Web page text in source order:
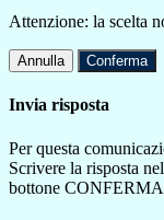
Attenzione: la scelta
Annulla Conferma
Invia risposta
Per questa
Scrivere la risposta
bottone CONFERMA